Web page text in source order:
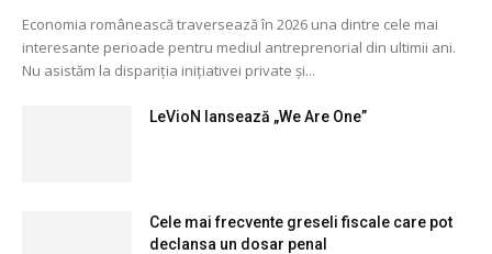
Economia românească traversează în 2026 una dintre cele mai
interesante perioade pentru mediul antreprenorial din ultimii ani.
Nu asistăm la dispariția inițiativei private și...
LeVioN lansează „We Are One”
Cele mai frecvente greseli fiscale care pot
declansa un dosar penal